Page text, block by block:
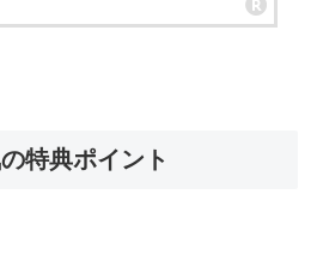
特典ポイント